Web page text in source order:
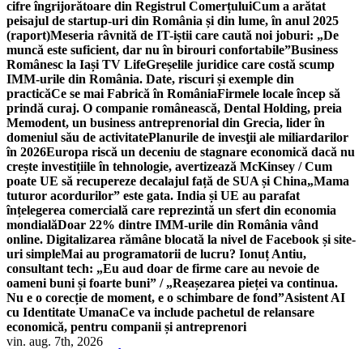
cifre îngrijorătoare din Registrul ComerțuluiCum a arătat
peisajul de startup-uri din România și din lume, în anul 2025
(raport)Meseria râvnită de IT-iștii care caută noi joburi: „De
muncă este suficient, dar nu în birouri confortabile”Business
Românesc la Iași TV LifeGreșelile juridice care costă scump
IMM-urile din România. Date, riscuri și exemple din
practicăCe se mai Fabrică în RomâniaFirmele locale încep să
prindă curaj. O companie românească, Dental Holding, preia
Memodent, un business antreprenorial din Grecia, lider în
domeniul său de activitatePlanurile de invesţii ale miliardarilor
în 2026Europa riscă un deceniu de stagnare economică dacă nu
crește investițiile în tehnologie, avertizează McKinsey / Cum
poate UE să recupereze decalajul față de SUA și China„Mama
tuturor acordurilor” este gata. India și UE au parafat
înțelegerea comercială care reprezintă un sfert din economia
mondialăDoar 22% dintre IMM-urile din România vând
online. Digitalizarea rămâne blocată la nivel de Facebook și site-
uri simpleMai au programatorii de lucru? Ionuț Antiu,
consultant tech: „Eu aud doar de firme care au nevoie de
oameni buni și foarte buni” / „Reașezarea pieței va continua.
Nu e o corecție de moment, e o schimbare de fond”Asistent AI
cu Identitate UmanaCe va include pachetul de relansare
economică, pentru companii și antreprenori
vin. aug. 7th, 2026